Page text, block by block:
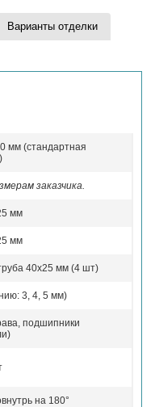
Варианты отделки
мм (стандартная
заказчика.
мм
мм
40х25 мм (4 шт)
3, 4, 5 мм)
подшипники
на 180°